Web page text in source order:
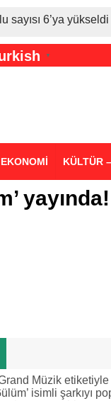
sayısı 6’ya yükseldi
tüm zamanların
▼
EKONOMİ KÜLTÜR
yayında!
Müzik etiketiyle
isimli şarkıyı